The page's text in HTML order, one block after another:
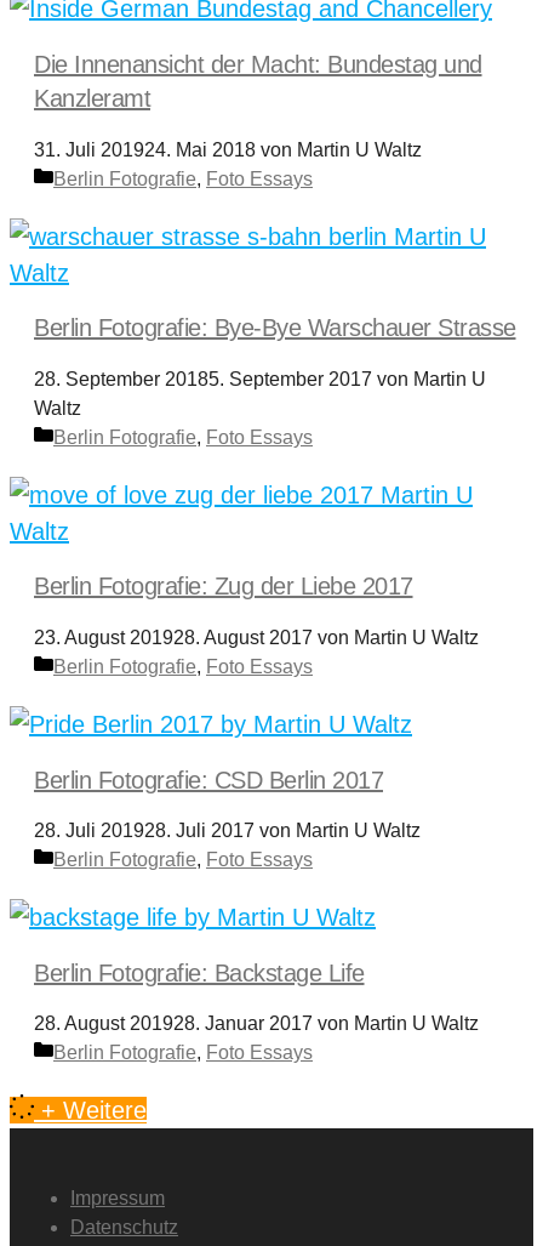
Die Innenansicht der Macht: Bundestag und
Kanzleramt
31. Juli 201924. Mai 2018 von Martin U Waltz
Kategorien
Berlin Fotografie, Foto Essays
Berlin Fotografie: Bye-Bye Warschauer Strasse
28. September 20185. September 2017 von Martin U
Waltz
Kategorien
Berlin Fotografie, Foto Essays
Berlin Fotografie: Zug der Liebe 2017
23. August 201928. August 2017 von Martin U Waltz
Kategorien
Berlin Fotografie, Foto Essays
Berlin Fotografie: CSD Berlin 2017
28. Juli 201928. Juli 2017 von Martin U Waltz
Kategorien
Berlin Fotografie, Foto Essays
Berlin Fotografie: Backstage Life
28. August 201928. Januar 2017 von Martin U Waltz
Kategorien
Berlin Fotografie, Foto Essays
+ Weitere
Impressum
Datenschutz